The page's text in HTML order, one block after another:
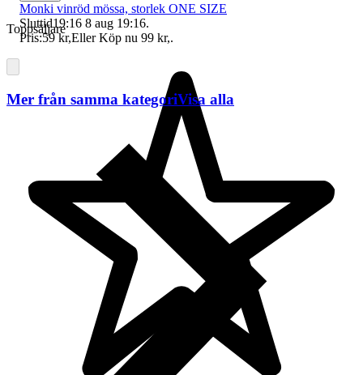
Toppsäljare
Monki vinröd mössa, storlek ONE SIZE
Sluttid19:16 8 aug 19:16.
Pris:59 kr,Eller Köp nu 99 kr,.
Mer från samma kategoriVisa alla